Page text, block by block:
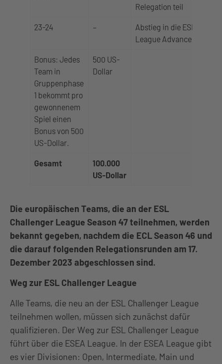
Relegation teil
23-24 –
Abstieg in die ESEA
League Advanced
Bonus: Jedes
Team in
Gruppenphase
1 bekommt pro
gewonnenem
Spiel einen
Bonus von 500
US-Dollar.
500 US-
Dollar
Gesamt
100.000
US-Dollar
Die europäischen Teams, die an der ESL
Challenger League Season 47 teilnehmen, werden
bekannt gegeben, nachdem die ECL Season 46 und
die darauf folgenden Relegationsrunden am 17.
Dezember 2023 abgeschlossen sind.
Weg zur ESL Challenger League
Alle Teams, die neu an der ESL Challenger League
teilnehmen wollen, müssen sich zunächst dafür
qualifizieren. Der Weg zur ESL Challenger League
führt über die ESEA League. In der ESEA League gibt
es vier Divisionen: Open, Intermediate, Main und